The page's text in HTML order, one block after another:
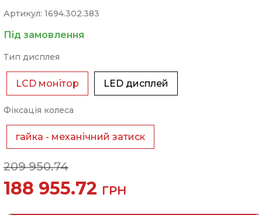
Артикул: 1694.302.383
Під замовлення
Тип дисплея
LCD монітор LED дисплей
Фіксація колеса
гайка - механічний затиск
209 950.74
188 955.72 ГРН